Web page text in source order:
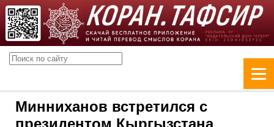
Минниханов встретился с
президентом Кыргызстана